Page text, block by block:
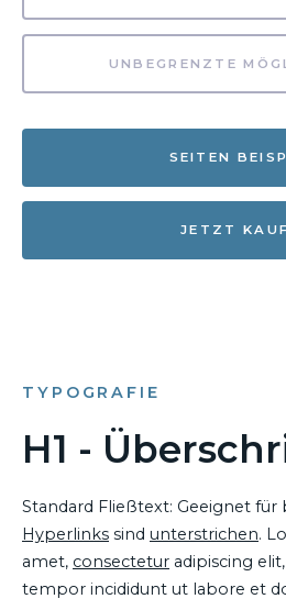
UNBEGRENZTE
SEITEN
JETZT
TYPOGRAFIE
H1 -
Standard Fließtext: Geeignet für
Hyperlinks sind unterstrichen.
amet, consectetur adipiscing
tempor incididunt ut labore et